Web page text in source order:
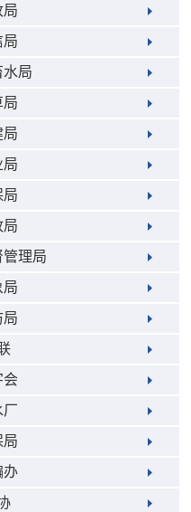
局
局
水局
局
局
局
局
局
管理局
局
局
会
厂
局
办